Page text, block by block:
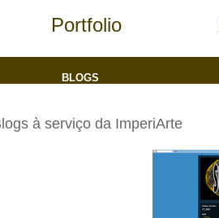
Portfolio
BLOGS
à serviço da ImperiArte